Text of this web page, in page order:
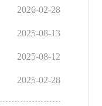
2026-02-28
2025-08-13
2025-08-12
2025-02-28